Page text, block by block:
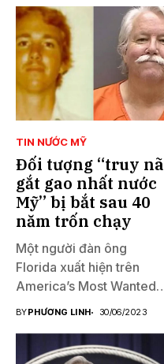
TIN NƯỚC MỸ
Đối tượng “truy nã
gắt gao nhất nước
Mỹ” bị bắt sau 40
năm trốn chạy
Một người đàn ông
Florida xuất hiện trên
America’s Most Wanted
đã...
BYPHƯƠNG LINH 30/06/2023